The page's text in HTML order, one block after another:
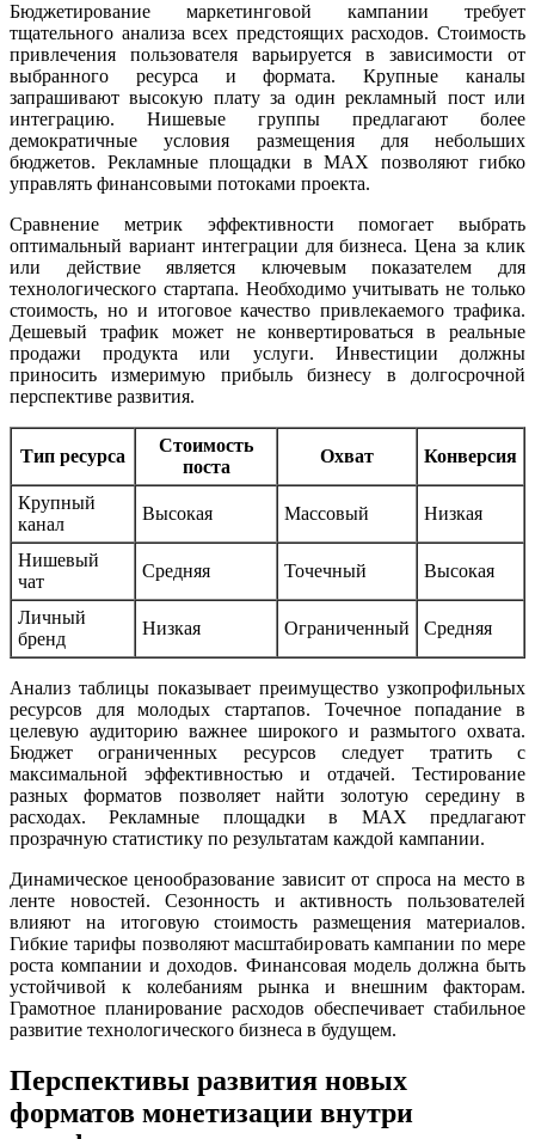
Бюджетирование маркетинговой кампании требует
тщательного анализа всех предстоящих расходов. Стоимость
привлечения пользователя варьируется в зависимости от
выбранного ресурса и формата. Крупные каналы
запрашивают высокую плату за один рекламный пост или
интеграцию. Нишевые группы предлагают более
демократичные условия размещения для небольших
бюджетов. Рекламные площадки в MAX позволяют гибко
управлять финансовыми потоками проекта.
Сравнение метрик эффективности помогает выбрать
оптимальный вариант интеграции для бизнеса. Цена за клик
или действие является ключевым показателем для
технологического стартапа. Необходимо учитывать не только
стоимость, но и итоговое качество привлекаемого трафика.
Дешевый трафик может не конвертироваться в реальные
продажи продукта или услуги. Инвестиции должны
приносить измеримую прибыль бизнесу в долгосрочной
перспективе развития.
Тип ресурса
Стоимость
поста
Охват Конверсия
Крупный
канал
Высокая Массовый Низкая
Нишевый
чат
Средняя Точечный Высокая
Личный
бренд
Низкая Ограниченный Средняя
Анализ таблицы показывает преимущество узкопрофильных
ресурсов для молодых стартапов. Точечное попадание в
целевую аудиторию важнее широкого и размытого охвата.
Бюджет ограниченных ресурсов следует тратить с
максимальной эффективностью и отдачей. Тестирование
разных форматов позволяет найти золотую середину в
расходах. Рекламные площадки в MAX предлагают
прозрачную статистику по результатам каждой кампании.
Динамическое ценообразование зависит от спроса на место в
ленте новостей. Сезонность и активность пользователей
влияют на итоговую стоимость размещения материалов.
Гибкие тарифы позволяют масштабировать кампании по мере
роста компании и доходов. Финансовая модель должна быть
устойчивой к колебаниям рынка и внешним факторам.
Грамотное планирование расходов обеспечивает стабильное
развитие технологического бизнеса в будущем.
Перспективы развития новых
форматов монетизации внутри